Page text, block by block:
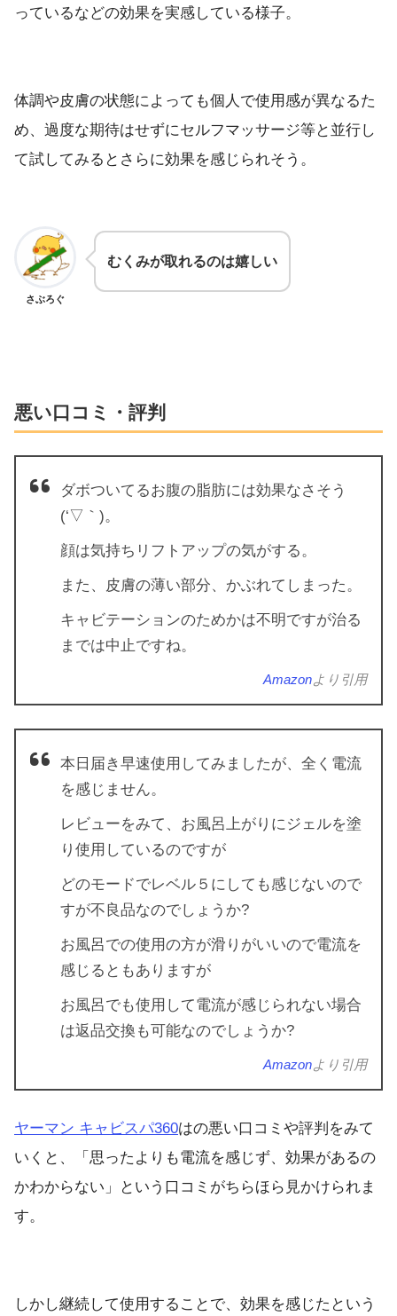
っているなどの効果を実感している様子。
体調や皮膚の状態によっても個人で使用感が異なるた
め、過度な期待はせずにセルフマッサージ等と並行し
て試してみるとさらに効果を感じられそう。
さぶろぐ
むくみが取れるのは嬉しい
悪い口コミ・評判
ダボついてるお腹の脂肪には効果なさそう
(‘▽｀)。
顔は気持ちリフトアップの気がする。
また、皮膚の薄い部分、かぶれてしまった。
キャビテーションのためかは不明ですが治る
までは中止ですね。
Amazonより引用
本日届き早速使用してみましたが、全く電流
を感じません。
レビューをみて、お風呂上がりにジェルを塗
り使用しているのですが
どのモードでレベル５にしても感じないので
すが不良品なのでしょうか?
お風呂での使用の方が滑りがいいので電流を
感じるともありますが
お風呂でも使用して電流が感じられない場合
は返品交換も可能なのでしょうか?
Amazonより引用
ヤーマン キャビスパ360はの悪い口コミや評判をみて
いくと、「思ったよりも電流を感じず、効果があるの
かわからない」という口コミがちらほら見かけられま
す。
しかし継続して使用することで、効果を感じたという